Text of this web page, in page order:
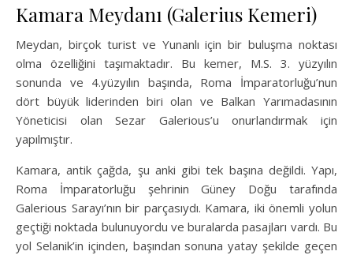
Kamara Meydanı (Galerius Kemeri)
Meydan, birçok turist ve Yunanlı için bir buluşma noktası
olma özelliğini taşımaktadır. Bu kemer, M.S. 3. yüzyılın
sonunda ve 4.yüzyılın başında, Roma İmparatorluğu’nun
dört büyük liderinden biri olan ve Balkan Yarımadasının
Yöneticisi olan Sezar Galerious’u onurlandırmak için
yapılmıştır.
Kamara, antik çağda, şu anki gibi tek başına değildi. Yapı,
Roma İmparatorluğu şehrinin Güney Doğu tarafında
Galerious Sarayı’nın bir parçasıydı. Kamara, iki önemli yolun
geçtiği noktada bulunuyordu ve buralarda pasajları vardı. Bu
yol Selanik’in içinden, başından sonuna yatay şekilde geçen